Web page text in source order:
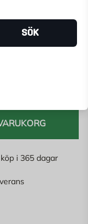
SÖK
i 365 dagar